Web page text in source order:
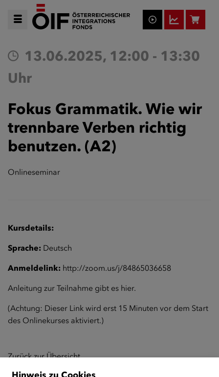
13.06.2025, 12:00 - 13:30
Uhr
Fokus Grammatik. Wie wir
trennbare Verben richtig
benutzen. (A2)
Onlineseminar
Kursdetails:
Sprache: Deutsch
Anmeldelink: http://zoom.us/j/84865036658
Anleitung zur Teilnahme gibt es hier.
(Achtung: Dieser Link wird erst 15 Minuten vor dem Start
des Onlinekurses aktiviert.)
Zurück zur Übersicht
Hinweis zu Cookies